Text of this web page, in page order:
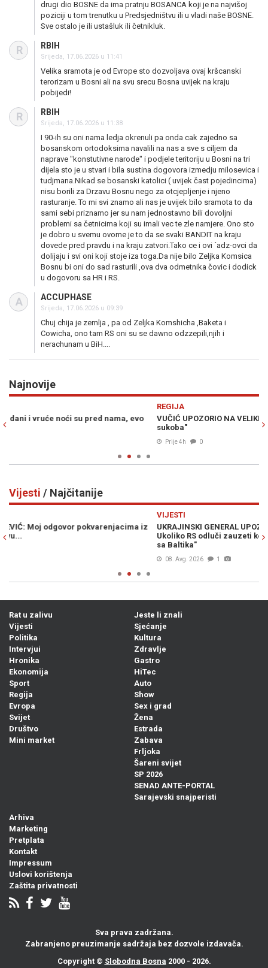
drugi dio BOSNE da ima pratnju BOSANCA koji je na najvišoj
poziciji u tom trenutku u Predsjedništvu ili u vladi naše BOSNE.
Sve ostalo je ili ustašluk ili četnikluk.
R RBIH
Srijeda, 17.06.2026 u 11:41
Velika sramota je od Evrope sto dozvoljava ovaj kršcanski
terorizam u Bosni ali na svu srecu Bosna uvijek na kraju
pobijedi!
R RBIH
Srijeda, 17.06.2026 u 11:38
I 90-ih su oni nama ledja okrenuli pa onda cak zajedno sa
bosanskom ortodoksima navalili na nas a sve s ciljem da
naprave "konstutivne narode" i podjele teritoriju u Bosni na tri
dijela sto je u stvari i bila sustina dogovora izmedju milosevica i
tudjmana.Nikad se bosanski katolici ( uvijek čast pojedincima)
nisu borili za Drzavu Bosnu nego za otcjepljenje i njeno
rasturanje. To mi svi znamo ali nas je uvijek bilo sramota to da
sami sebi priznamo jer su nam jednostavno bili dovoljni
problemi sa četnicima koji su imali vec te zle namjere. Ono sto
je dobro u svemu ovome je to da se svaki BANDIT na kraju
dovede pred pravdu i na kraju zatvori.Tako ce i ovi ´adz-ovci da
dolijaju i svi oni koji stoje iza toga.Da nije bilo Zeljka Komsica
Bosnu bi oni do sad rasturili ,ova dva odmetnika čovic i dodick
u dogovoru sa HR i RS.
A ACCUPHASE
Srijeda, 17.06.2026 u 09:39
Chuj chija je zemlja , pa od Zeljka Komshicha ,Baketa i
Cowicha, ono tam RS oni su se dawno odzzepili,njih i
nerachunam u BiH....
Najnovije
VUČIĆ UPOZORIO NA VELIKI RAT: "Na rubu smo puno, puno većeg
Vijesti / Najčitanije
UKRAJINSKI GENERAL UPOZORAVA: "Brčko je ključna tačka.
Ukoliko RS odluči zauzeti koridor, NATO-a će morati povući snage
Rat u zalivu
Vijesti
Politika
Intervjui
Hronika
Ekonomija
Sport
Regija
Evropa
Svijet
Društvo
Mini market
Jeste li znali
Sjećanje
Kultura
Zdravlje
Gastro
HiTec
Auto
Show
Sex i grad
Žena
Estrada
Zabava
Frljoka
Šareni svijet
SP 2026
SENAD ANTE-PORTAL
Sarajevski snajperisti
Arhiva
Marketing
Pretplata
Kontakt
Impressum
Uslovi korištenja
Zaštita privatnosti
Sva prava zadržana.
Zabranjeno preuzimanje sadržaja bez dozvole izdavača.
Copyright © Slobodna Bosna 2000 - 2026.